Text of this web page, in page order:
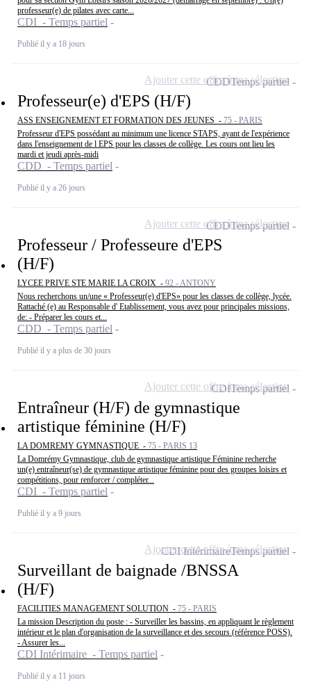
professeur(e) de pilates avec carte...
CDI - Temps partiel
Publié il y a 18 jours
Professeur(e) d'EPS (H/F)
ASS ENSEIGNEMENT ET FORMATION DES JEUNES - 75 - PARIS
Professeur d'EPS possédant au minimum une licence STAPS, ayant de l'expérience
dans l'enseignement de l EPS pour les classes de collège. Les cours ont lieu les
mardi et jeudi après-midi
CDD - Temps partiel
Publié il y a 26 jours
CDDTemps partiel
Ajouter cette offre à ma sélection
Professeur / Professeure d'EPS
(H/F)
LYCEE PRIVE STE MARIE LA CROIX - 92 - ANTONY
Nous recherchons un/une « Professeur(e) d'EPS» pour les classes de collège, lycée.
Rattaché (e) au Responsable d' Etablissement, vous avez pour principales missions,
de: - Préparer les cours et...
CDD - Temps partiel
Publié il y a plus de 30 jours
CDDTemps partiel
Ajouter cette offre à ma sélection
Entraîneur (H/F) de gymnastique
artistique féminine (H/F)
LA DOMREMY GYMNASTIQUE - 75 - PARIS 13
La Domrémy Gymnastique, club de gymnastique artistique Féminine recherche
un(e) entraîneur(se) de gymnastique artistique féminine pour des groupes loisirs et
compétitions, pour renforcer / compléter...
CDI - Temps partiel
Publié il y a 9 jours
CDITemps partiel
Ajouter cette offre à ma sélection
Surveillant de baignade /BNSSA
(H/F)
FACILITIES MANAGEMENT SOLUTION - 75 - PARIS
La mission Description du poste : - Surveiller les bassins, en appliquant le règlement
intérieur et le plan d'organisation de la surveillance et des secours (référence POSS).
- Assurer les...
CDI Intérimaire - Temps partiel
Publié il y a 11 jours
CDI IntérimaireTemps partiel
Ajouter cette offre à ma sélection